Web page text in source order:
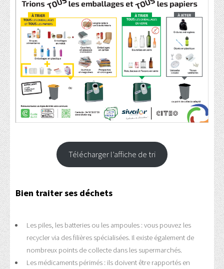
Télécharger l’affiche de tri
Bien traiter ses déchets
Les piles, les batteries ou les ampoules : vous pouvez les
recycler via des filières spécialisées. Il existe également de
nombreux points de collecte dans les supermarchés.
Les médicaments périmés : ils doivent être rapportés en